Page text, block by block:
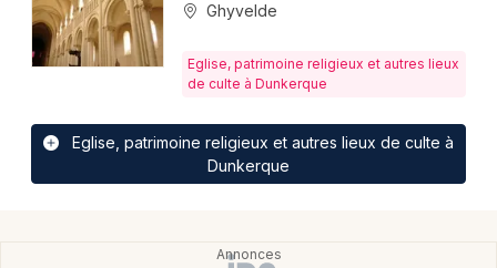
Ghyvelde
Eglise, patrimoine religieux et autres lieux
de culte à Dunkerque
Eglise, patrimoine religieux et autres lieux de culte à
Dunkerque